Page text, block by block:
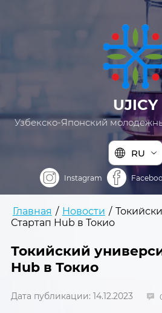
UJICY
Узбекско-Японский
RU
Instagram
Главная / Новости /
Стартап Hub в Токио
Токийский
Hub в Токио
Дата публикации: 14.12.2023